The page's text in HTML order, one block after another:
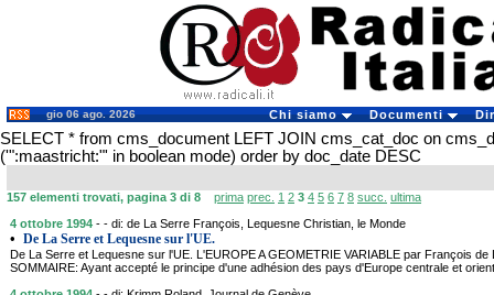
gio 06 ago. 2026 Chi siamo Documenti
SELECT * from cms_document LEFT JOIN cms_cat_doc on
('":maastricht:"' in boolean mode) order by doc_date DESC
157 elementi trovati, pagina 3 di 8 prima prec. 1 2 3 4 5 6 7 8 succ. ultima
4 ottobre 1994 - - di: de La Serre François, Lequesne Christian, le Monde
• De La Serre et Lequesne sur l'UE.
De La Serre et Lequesne sur l'UE. L'EUROPE A GEOMETRIE VARIABLE par François
SOMMAIRE: Ayant accepté le principe d'une adhésion des pays d'Europe centrale et